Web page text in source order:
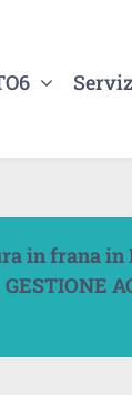
in frana
GESTIONE